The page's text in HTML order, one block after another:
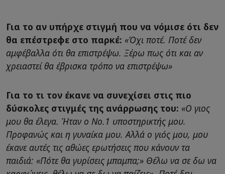
Για το αν υπήρχε στιγμή που να νόμισε ότι δεν
θα επέστρεφε στο παρκέ: «Όχι ποτέ. Ποτέ δεν
αμφέβαλλα ότι θα επιστρέψω. Ξέρω πως ότι και αν
χρειαστεί θα έβρισκα τρόπο να επιστρέψω»
Για το τι τον έκανε να συνεχίσει στις πιο
δύσκολες στιγμές της ανάρρωσης του: «Ο γιος
μου θα έλεγα. Ήταν ο Νο.1 υποστηρικτής μου.
Προφανώς και η γυναίκα μου. Αλλά ο γιός μου, μου
έκανε αυτές τις αθώες ερωτήσεις που κάνουν τα
παιδιά: «Πότε θα γυρίσεις μπαμπα;» Θέλω να σε δω να